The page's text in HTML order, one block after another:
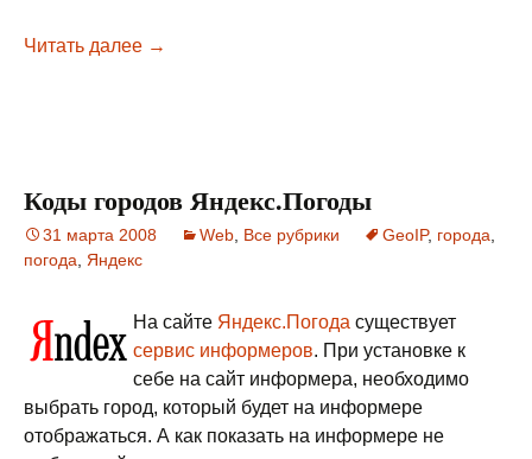
Читать далее Использование базы IP по городам от
→
Коды городов Яндекс.Погоды
31 марта 2008 Web Все рубрики GeoIP, города
погода
Яндекс
На сайте Яндекс.Погода существует
сервис информеров. При установке к
себе на сайт информера, необходимо
выбрать город, который будет на информере
отображаться. А как показать на информере не